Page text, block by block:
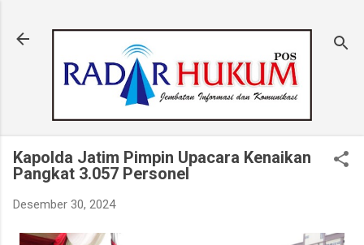
Kapolda Jatim Pimpin Upacara Kenaikan
Pangkat 3.057 Personel
Desember 30, 2024